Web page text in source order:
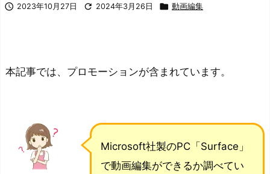
 2023年10月27日  2024年3月26日  動画編集
本記事では、プロモーションが含まれています。
Microsoft社製のPC「Surface」
で動画編集ができるか調べてい